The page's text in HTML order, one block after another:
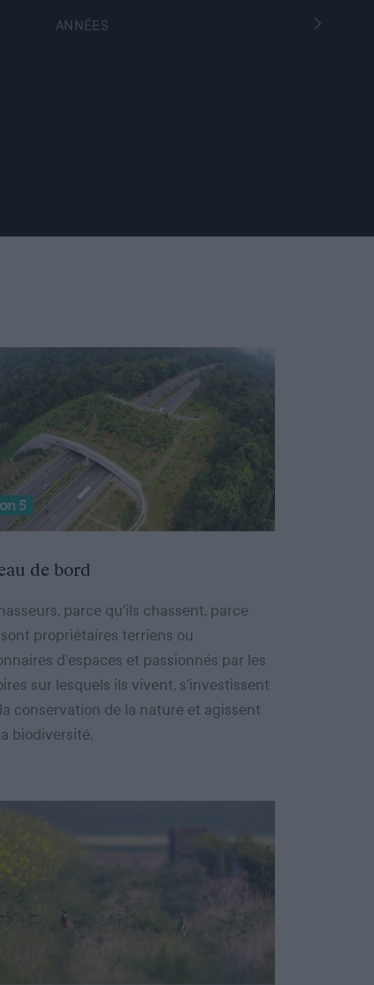
ANNÉES
de bord
parce qu’ils chassent, parce
sont propriétaires terriens ou
d’espaces et passionnés par les
sur lesquels ils vivent, s’investissent
conservation de la nature et agissent
biodiversité.